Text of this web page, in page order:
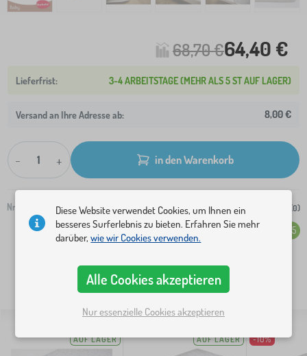
68,70 €64,40 €
3-4 ARBEITSTAGE (MEHR ALS 5 ST AUF LAGER)
Versand an Ihre Adresse ab: 8,00 €
- + in den Warenkorb
Nr.:
Gesamtbewertung (233) 4.5
Zur Einkaufsliste hinzufügen (0)
ÄHNLICHE PRODUKTE:
AUF LAGER AUF LAGER -10%
Diese Website verwendet Cookies, um Ihnen ein
besseres Surferlebnis zu bieten. Erfahren Sie mehr
darüber,wie wir Cookies verwenden.
Alle Cookies akzeptieren
Nur essenzielle Cookies akzeptieren